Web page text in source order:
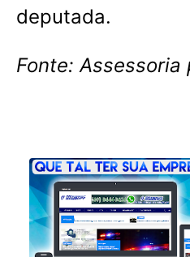
deputada.
Fonte: Assessoria